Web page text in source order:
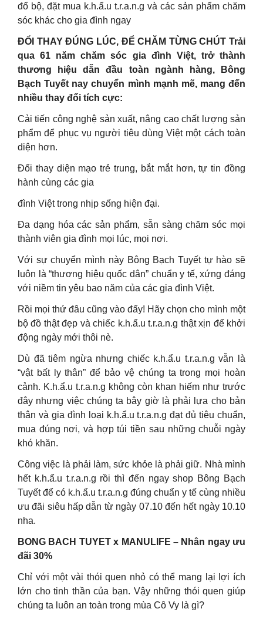
đổ bộ, đặt mua k.h.ẩ.u t.r.a.n.g và các sản phẩm chăm
sóc khác cho gia đình ngay
ĐỔI THAY ĐÚNG LÚC, ĐỂ CHĂM TỪNG CHÚT Trải
qua 61 năm chăm sóc gia đình Việt, trở thành
thương hiệu dẫn đầu toàn ngành hàng, Bông
Bạch Tuyết nay chuyển mình mạnh mẽ, mang đến
nhiều thay đổi tích cực:
Cải tiến công nghệ sản xuất, nâng cao chất lượng sản
phẩm để phục vụ người tiêu dùng Việt một cách toàn
diện hơn.
Đổi thay diện mạo trẻ trung, bắt mắt hơn, tự tin đồng
hành cùng các gia
đình Việt trong nhịp sống hiện đại.
Đa dạng hóa các sản phẩm, sẵn sàng chăm sóc mọi
thành viên gia đình mọi lúc, mọi nơi.
Với sự chuyển mình này Bông Bạch Tuyết tự hào sẽ
luôn là “thương hiệu quốc dân” chuẩn y tế, xứng đáng
với niềm tin yêu bao năm của các gia đình Việt.
Rồi mọi thứ đâu cũng vào đấy! Hãy chọn cho mình một
bộ đồ thật đẹp và chiếc k.h.ẩ.u t.r.a.n.g thật xịn để khởi
động ngày mới thôi nè.
Dù đã tiêm ngừa nhưng chiếc k.h.ẩ.u t.r.a.n.g vẫn là
“vật bất ly thân” để bảo vệ chúng ta trong mọi hoàn
cảnh. K.h.ẩ.u t.r.a.n.g không còn khan hiếm như trước
đây nhưng việc chúng ta bây giờ là phải lựa cho bản
thân và gia đình loại k.h.ẩ.u t.r.a.n.g đạt đủ tiêu chuẩn,
mua đúng nơi, và hợp túi tiền sau những chuỗi ngày
khó khăn.
Công việc là phải làm, sức khỏe là phải giữ. Nhà mình
hết k.h.ẩ.u t.r.a.n.g rồi thì đến ngay shop Bông Bạch
Tuyết để có k.h.ẩ.u t.r.a.n.g đúng chuẩn y tế cùng nhiều
ưu đãi siêu hấp dẫn từ ngày 07.10 đến hết ngày 10.10
nha.
BONG BACH TUYET x MANULIFE – Nhân ngay ưu
đãi 30%
Chỉ với một vài thói quen nhỏ có thể mang lại lợi ích
lớn cho tinh thần của bạn. Vậy những thói quen giúp
chúng ta luôn an toàn trong mùa Cô Vy là gì?